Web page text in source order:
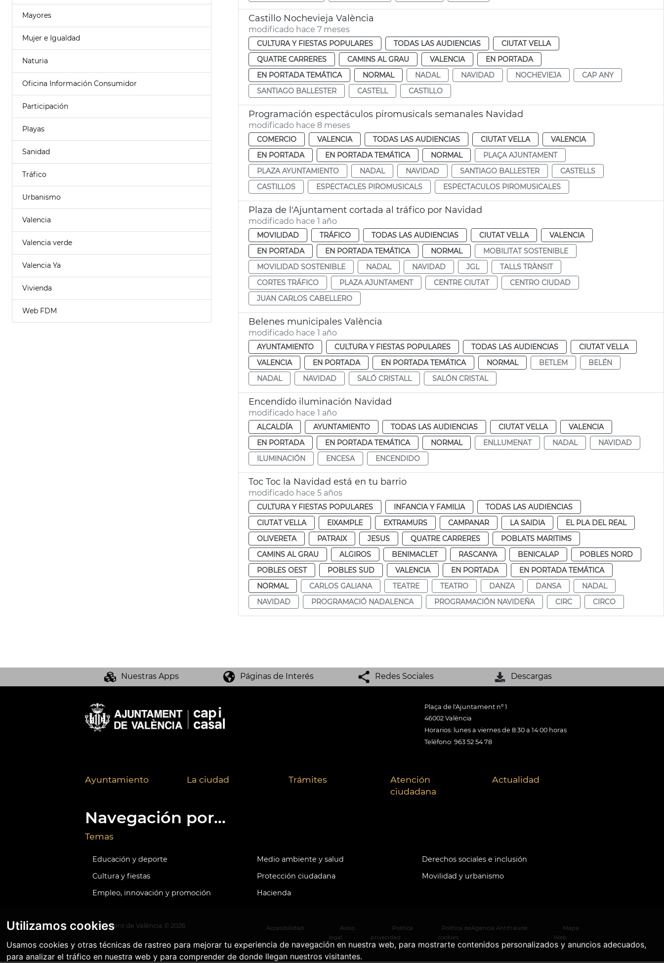
Utilizamos cookies
Usamos cookies y otras técnicas de rastreo para mejorar tu experiencia de navegación en nuestra web, para mostrarte contenidos personalizados y anuncios adecuados,
para analizar el tráfico en nuestra web y para comprender de donde llegan nuestros visitantes.
Mayores
Mujer e Igualdad
Naturia
Oficina Información Consumidor
Participación
Playas
Sanidad
Tráfico
Urbanismo
Valencia
Valencia verde
Valencia Ya
Vivienda
Web FDM
Castillo Nochevieja València
modificado hace 7 meses
CULTURA Y FIESTAS POPULARES TODAS LAS AUDIENCIAS
CIUTAT VELLA
QUATRE CARRERES
CAMINS AL GRAU VALENCIA
EN PORTADA
EN PORTADA TEMÁTICA
NORMAL NADAL NAVIDAD NOCHEVIEJA
CAP ANY
SANTIAGO BALLESTER
CASTELL CASTILLO
Programación espectáculos piromusicals semanales Navidad
modificado hace 8 meses
COMERCIO VALENCIA TODAS LAS AUDIENCIAS CIUTAT VELLA
VALENCIA
EN PORTADA
EN PORTADA TEMÁTICA NORMAL
PLAÇA AJUNTAMENT
PLAZA AYUNTAMIENTO
NADAL NAVIDAD SANTIAGO BALLESTER
CASTELLS
CASTILLOS
ESPECTACLES PIROMUSICALS ESPECTACULOS PIROMUSICALES
Plaza de l'Ajuntament cortada al tráfico por Navidad
modificado hace 1 año
MOVILIDAD TRÁFICO TODAS LAS AUDIENCIAS CIUTAT VELLA
VALENCIA
EN PORTADA
EN PORTADA TEMÁTICA NORMAL
MOBILITAT SOSTENIBLE
MOVILIDAD SOSTENIBLE
NADAL NAVIDAD JGL
TALLS TRÀNSIT
CORTES TRÁFICO
PLAZA AJUNTAMENT CENTRE CIUTAT
CENTRO CIUDAD
JUAN CARLOS CABELLERO
Belenes municipales València
modificado hace 1 año
AYUNTAMIENTO CULTURA Y FIESTAS POPULARES TODAS LAS AUDIENCIAS
CIUTAT VELLA
VALENCIA
EN PORTADA EN PORTADA TEMÁTICA NORMAL BETLEM
BELÉN
NADAL
NAVIDAD SALÓ CRISTALL SALÓN CRISTAL
Encendido iluminación Navidad
modificado hace 1 año
ALCALDÍA AYUNTAMIENTO TODAS LAS AUDIENCIAS CIUTAT VELLA
VALENCIA
EN PORTADA
EN PORTADA TEMÁTICA NORMAL ENLLUMENAT NADAL
NAVIDAD
ILUMINACIÓN
ENCESA ENCENDIDO
Toc Toc la Navidad está en tu barrio
modificado hace 5 años
CULTURA Y FIESTAS POPULARES INFANCIA Y FAMILIA
TODAS LAS AUDIENCIAS
CIUTAT VELLA
EIXAMPLE EXTRAMURS CAMPANAR LA SAIDIA
EL PLA DEL REAL
OLIVERETA
PATRAIX JESUS QUATRE CARRERES
POBLATS MARITIMS
CAMINS AL GRAU
ALGIROS BENIMACLET RASCANYA BENICALAP
POBLES NORD
POBLES OEST
POBLES SUD VALENCIA EN PORTADA
EN PORTADA TEMÁTICA
NORMAL
CARLOS GALIANA TEATRE TEATRO DANZA DANSA
NADAL
NAVIDAD
PROGRAMACIÓ NADALENCA PROGRAMACIÓN NAVIDEÑA CIRC CIRCO
Nuestras Apps Páginas de Interés Redes Sociales Descargas
Plaça de l'Ajuntament nº 1
46002 València
Horarios: lunes a viernes de 8:30 a 14:00 horas
Teléfono: 963 52 54 78
Ayuntamiento La ciudad Trámites
Atención
ciudadana
Actualidad
Navegación por...
Temas
Educación y deporte Medio ambiente y salud
Derechos sociales e inclusión
Cultura y fiestas
Protección ciudadana
Movilidad y urbanismo
Empleo, innovación y promoción
Hacienda
Ajuntament de València © 2026 Accesibilidad
Aviso
legal
Política
privacidad
Política de
cookies
Agencia Antifraude
Mapa
Web